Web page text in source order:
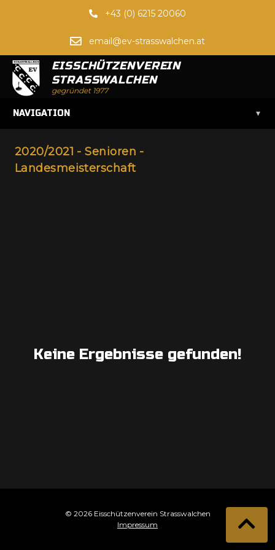
+43 (0) 6215 20060
email@ev-strasswalchen.at
EISSCHÜTZENVEREIN
STRASSWALCHEN
gegründet 1977
NAVIGATION ▾
2020/2021 - Senioren -
Landesmeisterschaft
Keine Ergebnisse gefunden!
© 2026 Eisschützenverein Strasswalchen
Impressum